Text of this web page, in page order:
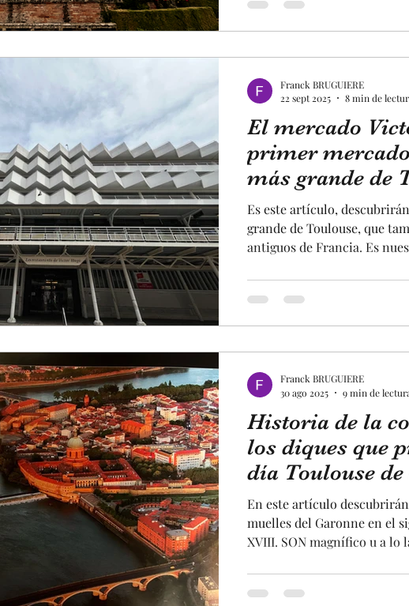
todo, de un laberinto de
que además funciona como
El mercado
primer
más grande de
más antiguo de
Es este artículo,
grande de Toulouse, que
antiguos de Francia. Es
local y nacional, con una
realmente destacables que
del mercado : en el primer
Franck BRUGUIERE
22 sept 2025
8 min de
Historia de la
los diques que
día Toulouse
Garonne !!! .
En este artículo
muelles del Garonne en el
XVIII. SON magnífico u a lo
curiosidades. Son
edificios y una avenida de
Franck BRUGUIERE
30 ago 2025
9 min de